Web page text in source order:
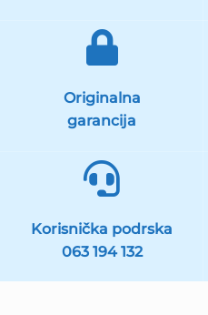
Originalna
garancija
Korisnička podrska
063 194 132